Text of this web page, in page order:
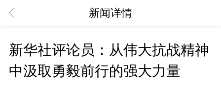
新闻详情
新华社评论员：从伟大抗战精神
中汲取勇毅前行的强大力量